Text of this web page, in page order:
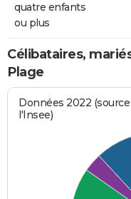
quatre enfants
ou plus
Célibataires,
Plage
Données 2022
l'Insee)